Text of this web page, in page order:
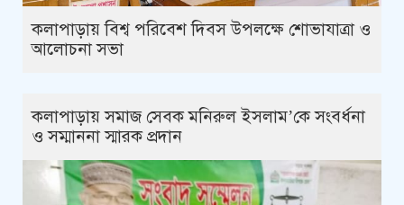
কলাপাড়ায় বিশ্ব পরিবেশ দিবস উপলক্ষে শোভাযাত্রা ও
আলোচনা সভা
কলাপাড়ায় সমাজ সেবক মনিরুল ইসলাম’কে সংবর্ধনা
ও সম্মাননা স্মারক প্রদান